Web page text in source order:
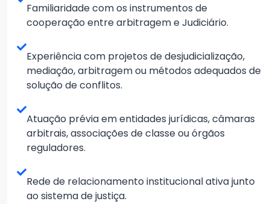
Familiaridade com os instrumentos de
cooperação entre arbitragem e Judiciário.
Experiência com projetos de desjudicialização,
mediação, arbitragem ou métodos adequados de
solução de conflitos.
Atuação prévia em entidades jurídicas, câmaras
arbitrais, associações de classe ou órgãos
reguladores.
Rede de relacionamento institucional ativa junto
ao sistema de justiça.